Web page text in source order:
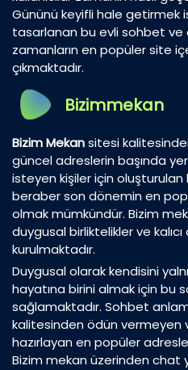
Gününü keyifli hale getirmek
tasarlanan bu evli sohbet ve
zamanların en popüler site
çıkmaktadır.
Bizimmekan
Bizim Mekansitesi
güncel adreslerin başında
isteyen kişiler için
beraber son dönemin en
olmak mümkündür. Bizim
duygusal birliktelikler ve
kurulmaktadır.
Duygusal olarak kendisini
hayatına birini almak için bu
sağlamaktadır. Sohbet
kalitesinden ödün vermeyen
hazırlayan en popüler
Bizim mekan üzerinden chat